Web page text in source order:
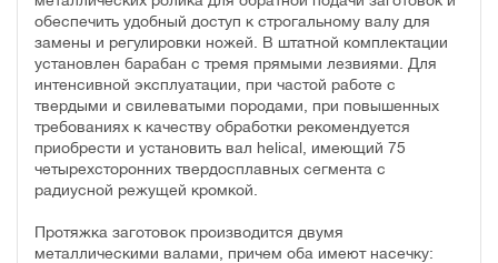
обеспечить удобный доступ к строгальному валу для
замены и регулировки ножей. В штатной комплектации
установлен барабан с тремя прямыми лезвиями. Для
интенсивной эксплуатации, при частой работе с
твердыми и свилеватыми породами, при повышенных
требованиях к качеству обработки рекомендуется
приобрести и установить вал helical, имеющий 75
четырехсторонних твердосплавных сегмента с
радиусной режущей кромкой.
Протяжка заготовок производится двумя
металлическими валами, причем оба имеют насечку: